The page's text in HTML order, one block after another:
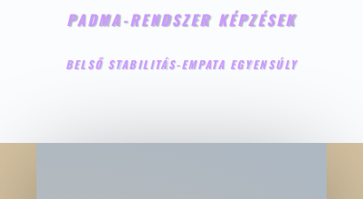
PADMA-RENDSZER KÉPZÉSEK
BELSŐ STABILITÁS-EMPATA EGYENSÚLY